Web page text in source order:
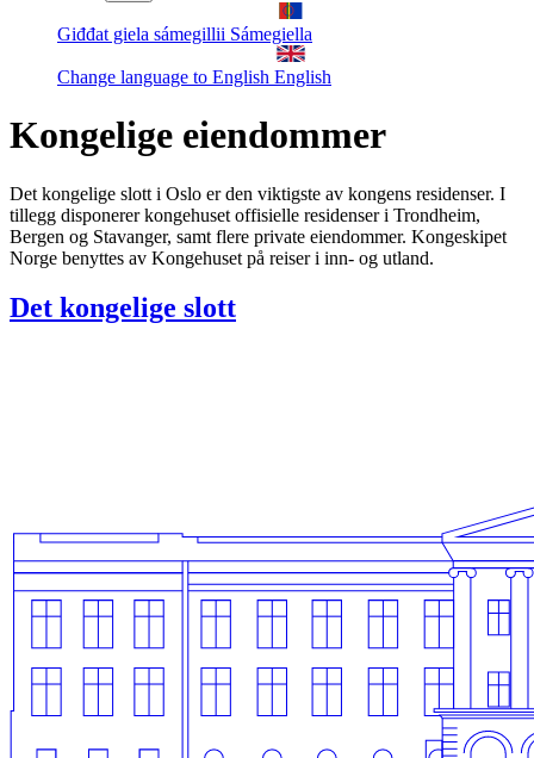
Giđđat giela sámegillii Sámegiella
Change language to English English
Kongelige eiendommer
Det kongelige slott i Oslo er den viktigste av kongens residenser. I
tillegg disponerer kongehuset offisielle residenser i Trondheim,
Bergen og Stavanger, samt flere private eiendommer. Kongeskipet
Norge benyttes av Kongehuset på reiser i inn- og utland.
Det kongelige slott